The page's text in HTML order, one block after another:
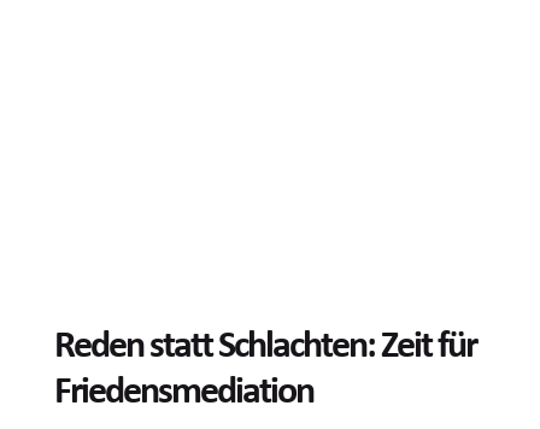
Reden statt Schlachten: Zeit für
Friedensmediation